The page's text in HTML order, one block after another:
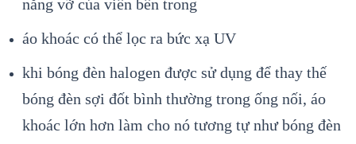
năng vỡ của viên bên trong
áo khoác có thể lọc ra bức xạ UV
khi bóng đèn halogen được sử dụng để thay thế
bóng đèn sợi đốt bình thường trong ống nối, áo
khoác lớn hơn làm cho nó tương tự như bóng đèn